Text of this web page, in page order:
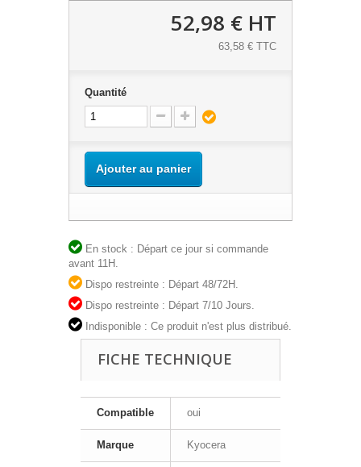
52,98 € HT
63,58 € TTC
Quantité
Ajouter au panier
En stock : Départ ce jour si commande
avant 11H.
Dispo restreinte : Départ 48/72H.
Dispo restreinte : Départ 7/10 Jours.
Indisponible : Ce produit n'est plus distribué.
FICHE TECHNIQUE
Compatible oui
Marque Kyocera